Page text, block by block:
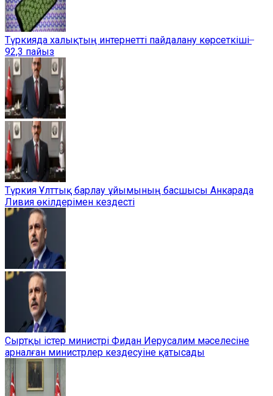
Түркияда халықтың интернетті пайдалану көрсеткіші ̶
92,3 пайыз
Түркия Ұлттық барлау ұйымының басшысы Анкарада
Ливия өкілдерімен кездесті
Сыртқы істер министрі Фидан Иерусалим мәселесіне
арналған министрлер кездесуіне қатысады